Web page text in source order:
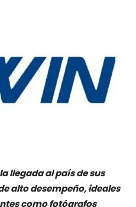
llegada al país de sus
alto desempeño, ideales
como fotógrafos